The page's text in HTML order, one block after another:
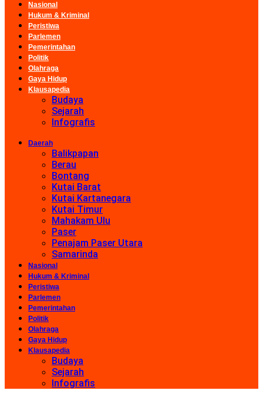
Nasional
Hukum & Kriminal
Peristiwa
Parlemen
Pemerintahan
Politik
Olahraga
Gaya Hidup
Klausapedia
Budaya
Sejarah
Infografis
Daerah
Balikpapan
Berau
Bontang
Kutai Barat
Kutai Kartanegara
Kutai Timur
Mahakam Ulu
Paser
Penajam Paser Utara
Samarinda
Nasional
Hukum & Kriminal
Peristiwa
Parlemen
Pemerintahan
Politik
Olahraga
Gaya Hidup
Klausapedia
Budaya
Sejarah
Infografis